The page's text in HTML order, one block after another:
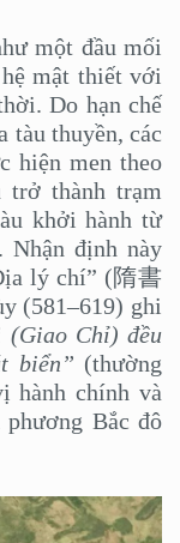
một đầu mối
mật thiết với
Do hạn chế
tàu thuyền, các
hiện men theo
trở thành trạm
khởi hành từ
Nhận định này
lý chí” (隋書
(581–619) ghi
(Giao Chỉ) đều
biển” (thường
hành chính và
Bắc đô